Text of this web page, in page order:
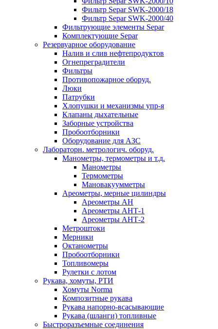
Фильтр Separ SWK-2000/18
Фильтр Separ SWK-2000/40
Фильтрующие элементы Separ
Комплектующие Separ
Резервуарное оборудование
Налив и слив нефтепродуктов
Огнепреградители
Фильтры
Противопожарное оборуд.
Люки
Патрубки
Хлопушки и механизмы упр-я
Клапаны дыхательные
Заборные устройства
Пробоотборники
Оборудование для АЗС
Лабораторн. метрологич. оборуд.
Манометры, термометры и т.д.
Манометры
Термометры
Мановакуумметры
Ареометры, мерные цилиндры
Ареометры АН
Ареометры АНТ-1
Ареометры АНТ-2
Метроштоки
Мерники
Октанометры
Пробоотборники
Топливомеры
Рулетки с лотом
Рукава, хомуты, РТИ
Хомуты Norma
Композитные рукава
Рукава напорно-всасывающие
Рукава (шланги) топливные
Быстроразъемные соединения